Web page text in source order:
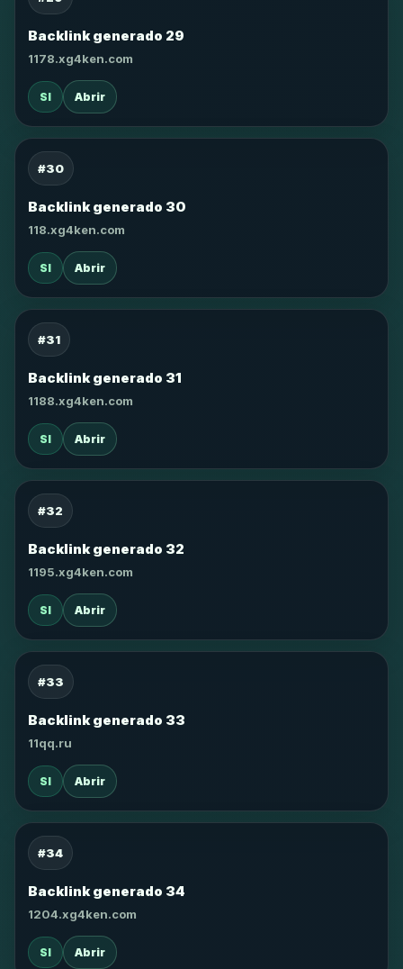
Backlink generado 29
1178.xg4ken.com
SI Abrir
#30
Backlink generado 30
118.xg4ken.com
SI Abrir
#31
Backlink generado 31
1188.xg4ken.com
SI Abrir
#32
Backlink generado 32
1195.xg4ken.com
SI Abrir
#33
Backlink generado 33
11qq.ru
SI Abrir
#34
Backlink generado 34
1204.xg4ken.com
SI Abrir